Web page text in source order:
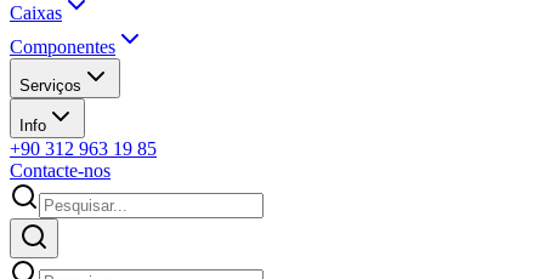
Caixas
Componentes
Serviços
Info
+90 312 963 19 85
Contacte-nos